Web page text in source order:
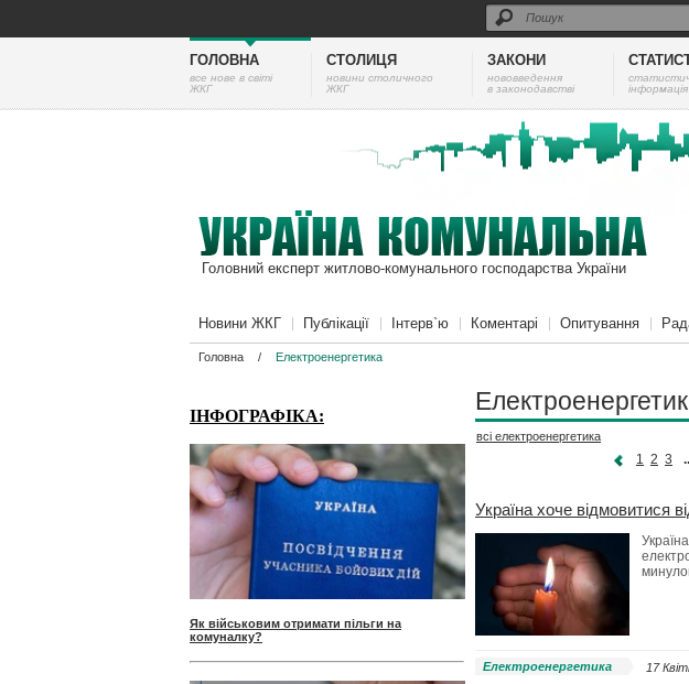
ГОЛОВНА
все нове в світі
ЖКГ
СТОЛИЦЯ
новини столичного
ЖКГ
ЗАКОНИ
нововведення
в законодавстві
інформація
Головний експерт житлово-комунального господарства України
Новини ЖКГ Публікації Інтерв`ю Коментарі Опитування
Головна / Електроенергетика
ІНФОГРАФІКА:
Як військовим отримати пільги на
комуналку?
всі електроенергетика
1 2 3
Україна хоче відмовитися
Електроенергетика 17